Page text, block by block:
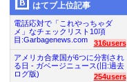
はてブ上位記事
電話応対で「これやっちゃダ
メ」なチェックリスト10項
目:Garbagenews.com
316users
アメリカ合衆国が6つに分割され
る日 - ガベージニュース(旧:過去
ログ版)
254users